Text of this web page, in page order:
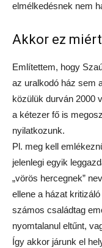
elmélkedésnek nem
Akkor ez
Említettem, hogy
az uralkodó ház sem
közülük durván 2000
a kétezer fő is
nyilatkozunk.
Pl. meg kell
jelenlegi egyik
„vörös hercegnek”
ellene a házat
számos családtag
nyomtalanul eltűnt,
Így akkor járunk el